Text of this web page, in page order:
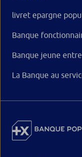
livret epargne
Banque
Banque jeune
La Banque au